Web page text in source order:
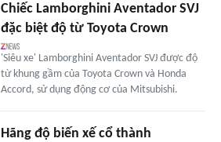
Chiếc Lamborghini Aventador SVJ
đặc biệt độ từ Toyota Crown
'Siêu xe' Lamborghini Aventador SVJ được độ
từ khung gầm của Toyota Crown và Honda
Accord, sử dụng động cơ của Mitsubishi.
Hãng độ biến xế cổ thành